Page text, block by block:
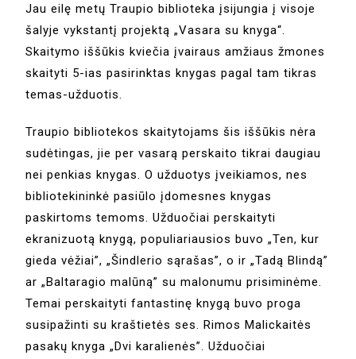
Jau eilę metų Traupio biblioteka įsijungia į visoje
šalyje vykstantį projektą „Vasara su knyga“.
Skaitymo iššūkis kviečia įvairaus amžiaus žmones
skaityti 5-ias pasirinktas knygas pagal tam tikras
temas-užduotis.
Traupio bibliotekos skaitytojams šis iššūkis nėra
sudėtingas, jie per vasarą perskaito tikrai daugiau
nei penkias knygas. O užduotys įveikiamos, nes
bibliotekininkė pasiūlo įdomesnes knygas
paskirtoms temoms. Užduočiai perskaityti
ekranizuotą knygą, populiariausios buvo „Ten, kur
gieda vėžiai”, „Šindlerio sąrašas”, o ir „Tadą Blindą”
ar „Baltaragio malūną” su malonumu prisiminėme.
Temai perskaityti fantastinę knygą buvo proga
susipažinti su kraštietės ses. Rimos Malickaitės
pasakų knyga „Dvi karalienės”. Užduočiai